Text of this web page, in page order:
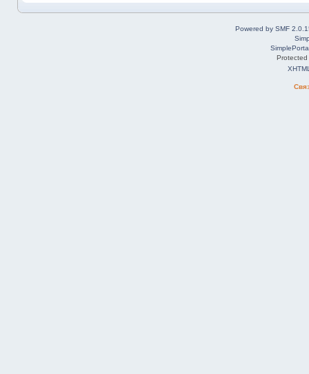
Powered by SMF